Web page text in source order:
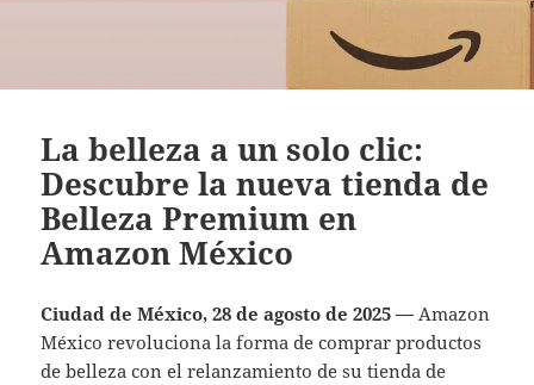
La belleza a un solo clic:
Descubre la nueva tienda de
Belleza Premium en
Amazon México
Ciudad de México, 28 de agosto de 2025 — Amazon
México revoluciona la forma de comprar productos
de belleza con el relanzamiento de su tienda de